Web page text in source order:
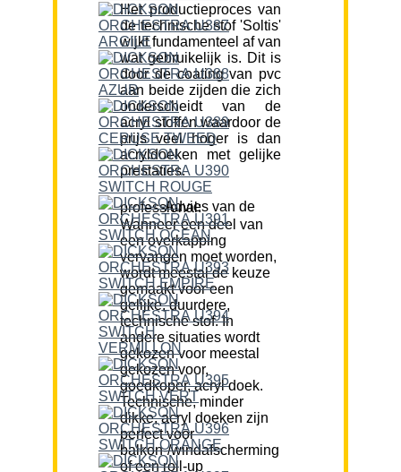
Het productieproces van
de technische stof 'Soltis'
wijkt fundamenteel af van
wat gebruikelijk is. Dit is
door de coating van pvc
aan beide zijden die zich
onderscheidt van de
acryl stoffen waardoor de
prijs veel hoger is dan
acryldoeken met gelijke
prestaties.
Advies van de professional:
Wanneer een deel van
een overkapping
vervangen moet worden,
wordt meestal de keuze
gemaakt voor een
gelijke, duurdere,
technische stof. In
andere situaties wordt
gekozen voor meestal
gekozen voor,
goedkoper, acryl doek.
Technische, minder
dikke, acryl doeken zijn
perfect voor
balkon-/windafscherming
of een roll-up